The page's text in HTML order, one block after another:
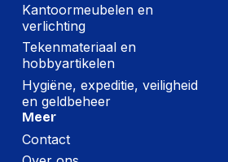
Kantoormeubelen en
verlichting
Tekenmateriaal en
hobbyartikelen
Hygiëne, expeditie, veiligheid
en geldbeheer
Meer
Contact